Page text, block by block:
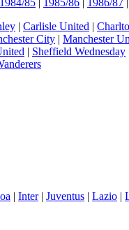
1984/85 | 1985/86 | 1986/87 |
| Carlisle United |
City | Manchester
| Sheffield Wednesday
| Inter| Juventus | Lazio |